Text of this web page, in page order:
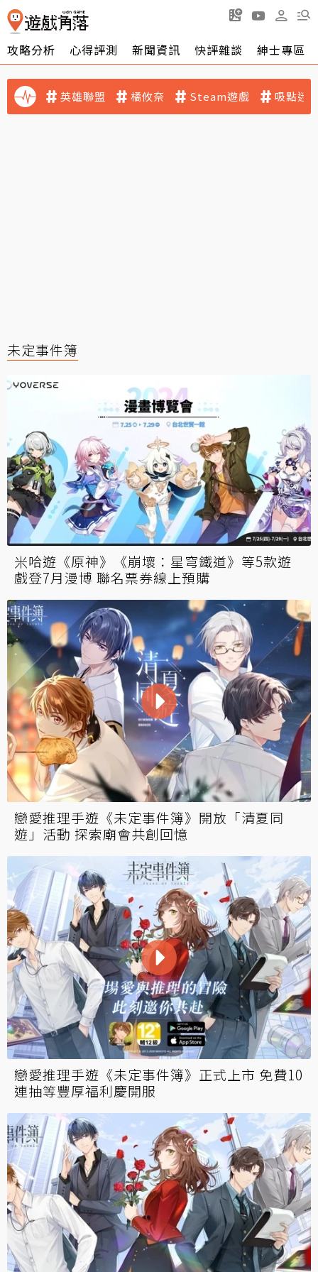
攻略分析 心得評測 新聞資訊 快評雜談 紳士專區
英雄聯盟 橘攸奈 Steam遊戲 吸點迷
未定事件簿
米哈遊《原神》《崩壞：星穹鐵道》等5款遊
戲登7月漫博 聯名票券線上預購
戀愛推理手遊《未定事件簿》開放「清夏同
遊」活動 探索廟會共創回憶
戀愛推理手遊《未定事件簿》正式上市 免費10
連抽等豐厚福利慶開服